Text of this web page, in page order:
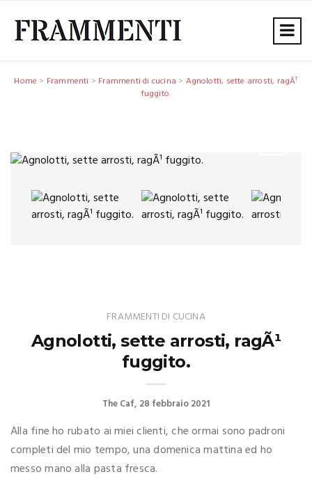
Home > Frammenti > Frammenti di cucina > Agnolotti, sette arrosti, ragÃ¹
fuggito.
FRAMMENTI DI CUCINA
Agnolotti, sette arrosti, ragÃ¹
fuggito.
The Caf 28 febbraio 2021
Alla fine ho rubato ai miei clienti, che ormai sono padroni
completi del mio tempo, una domenica mattina ed ho
messo mano alla pasta fresca.